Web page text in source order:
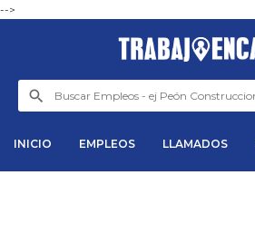
-->
INICIO EMPLEOS LLAMADOS